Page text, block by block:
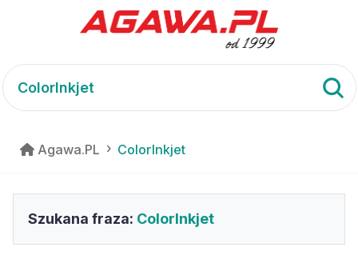
Agawa.PL ColorInkjet
Szukana fraza: ColorInkjet